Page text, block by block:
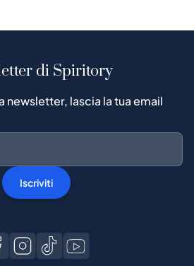
di Spiritory
newsletter, lascia la tua email
Iscriviti